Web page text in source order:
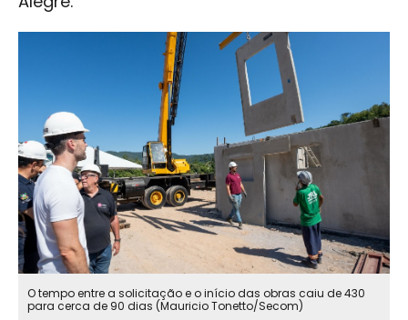
O tempo entre a solicitação e o início das obras caiu de 430
para cerca de 90 dias (Mauricio Tonetto/Secom)